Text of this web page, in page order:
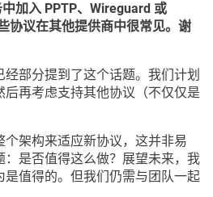
加入 PPTP、Wireguard 或
协议在其他提供商中很常见。谢
部分提到了这个话题。我们计划
再考虑支持其他协议（不仅仅是
架构来适应新协议，这并非易
是否值得这么做？展望未来，我
是值得的。但我们仍需与团队一起